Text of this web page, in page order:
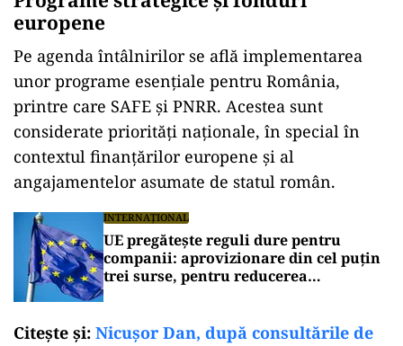
europene
Pe agenda întâlnirilor se află implementarea
unor programe esențiale pentru România,
printre care SAFE și PNRR. Acestea sunt
considerate priorități naționale, în special în
contextul finanțărilor europene și al
angajamentelor asumate de statul român.
INTERNAȚIONAL
UE pregătește reguli dure pentru
companii: aprovizionare din cel puțin
trei surse, pentru reducerea
Citeşte şi: Nicușor Dan, după consultările de